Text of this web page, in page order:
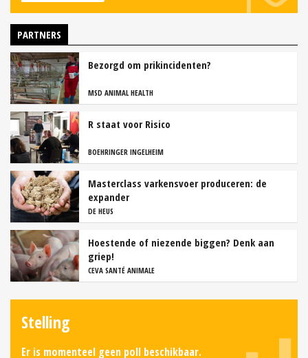
PARTNERS
Bezorgd om prikincidenten?
MSD ANIMAL HEALTH
R staat voor Risico
BOEHRINGER INGELHEIM
Masterclass varkensvoer produceren: de
expander
DE HEUS
Hoestende of niezende biggen? Denk aan
griep!
CEVA SANTÉ ANIMALE
Stelling
Er is momenteel geen poll beschikbaar.